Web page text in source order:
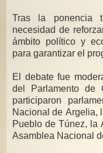
Tras la ponencia
necesidad de
ámbito político y
para garantizar el
El debate fue
del Parlamento de
participaron
Nacional de Argelia,
Pueblo de Túnez, la
Asamblea Nacional